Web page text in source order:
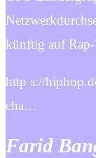
künftig auf Rap-
http s://
cha…
Farid